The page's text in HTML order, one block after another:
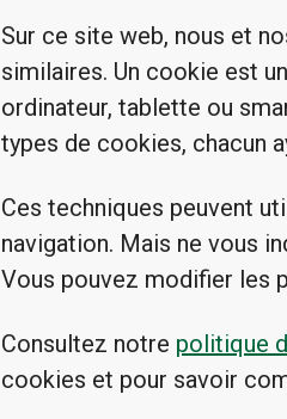
Sur ce site web, nous et
similaires. Un cookie est
ordinateur, tablette ou
types de cookies, chacun
Ces techniques peuvent
navigation. Mais ne vous
Vous pouvez modifier les
Consultez notre politique
cookies et pour savoir